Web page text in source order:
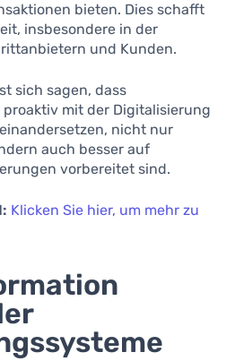
bieten. Dies schafft
insbesondere in der
und Kunden.
sich sagen, dass
mit der Digitalisierung
nicht nur
auch besser auf
vorbereitet sind.
Klicken Sie hier, um mehr zu